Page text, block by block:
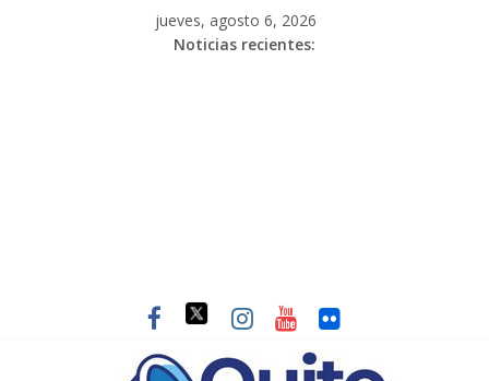
jueves, agosto 6, 2026
Noticias recientes: